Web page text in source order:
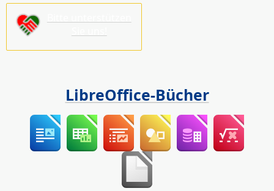
LibreOffice-Bücher